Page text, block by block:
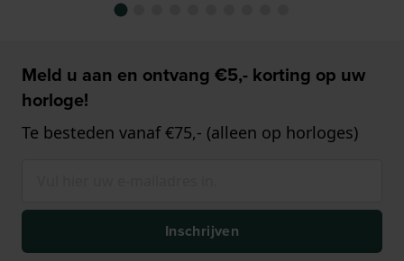
Meld u aan en ontvang €5,- korting op uw
horloge!
Te besteden vanaf €75,- (alleen op horloges)
Inschrijven